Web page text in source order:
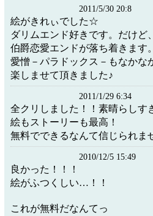
2011/5/30 20:8
絵がきれぃでした☆
ダリムエンド好きです。だけ
伯爵恋愛エンドが落ち着きます。
愛憎－パラドックス－もなか
楽しませて頂きました♪
2011/1/29 6:34
全クリしました！！素晴らしす
絵もストーリーも最高！
無料でできるなんて信じられま
2010/12/5 15:49
良かった！！！
絵がふつくしい…！！
これが無料だなんてっ